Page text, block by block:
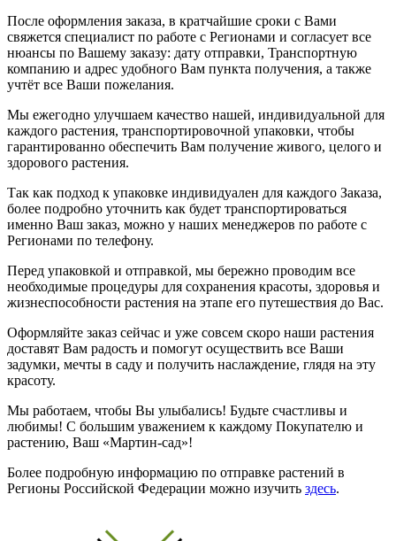
После оформления заказа, в кратчайшие сроки с Вами
свяжется специалист по работе с Регионами и согласует все
нюансы по Вашему заказу: дату отправки, Транспортную
компанию и адрес удобного Вам пункта получения, а также
учтёт все Ваши пожелания.
Мы ежегодно улучшаем качество нашей, индивидуальной для
каждого растения, транспортировочной упаковки, чтобы
гарантированно обеспечить Вам получение живого, целого и
здорового растения.
Так как подход к упаковке индивидуален для каждого Заказа,
более подробно уточнить как будет транспортироваться
именно Ваш заказ, можно у наших менеджеров по работе с
Регионами по телефону.
Перед упаковкой и отправкой, мы бережно проводим все
необходимые процедуры для сохранения красоты, здоровья и
жизнеспособности растения на этапе его путешествия до Вас.
Оформляйте заказ сейчас и уже совсем скоро наши растения
доставят Вам радость и помогут осуществить все Ваши
задумки, мечты в саду и получить наслаждение, глядя на эту
красоту.
Мы работаем, чтобы Вы улыбались! Будьте счастливы и
любимы! С большим уважением к каждому Покупателю и
растению, Ваш «Мартин-сад»!
Более подробную информацию по отправке растений в
Регионы Российской Федерации можно изучить здесь.